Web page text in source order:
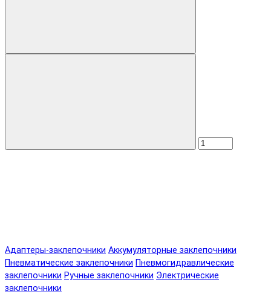
Адаптеры-заклепочники Аккумуляторные заклепочники
Пневматические заклепочники Пневмогидравлические
заклепочники Ручные заклепочники Электрические
заклепочники